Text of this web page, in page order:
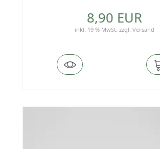
8,90 EUR
inkl. 19 % MwSt. zzgl. Versand